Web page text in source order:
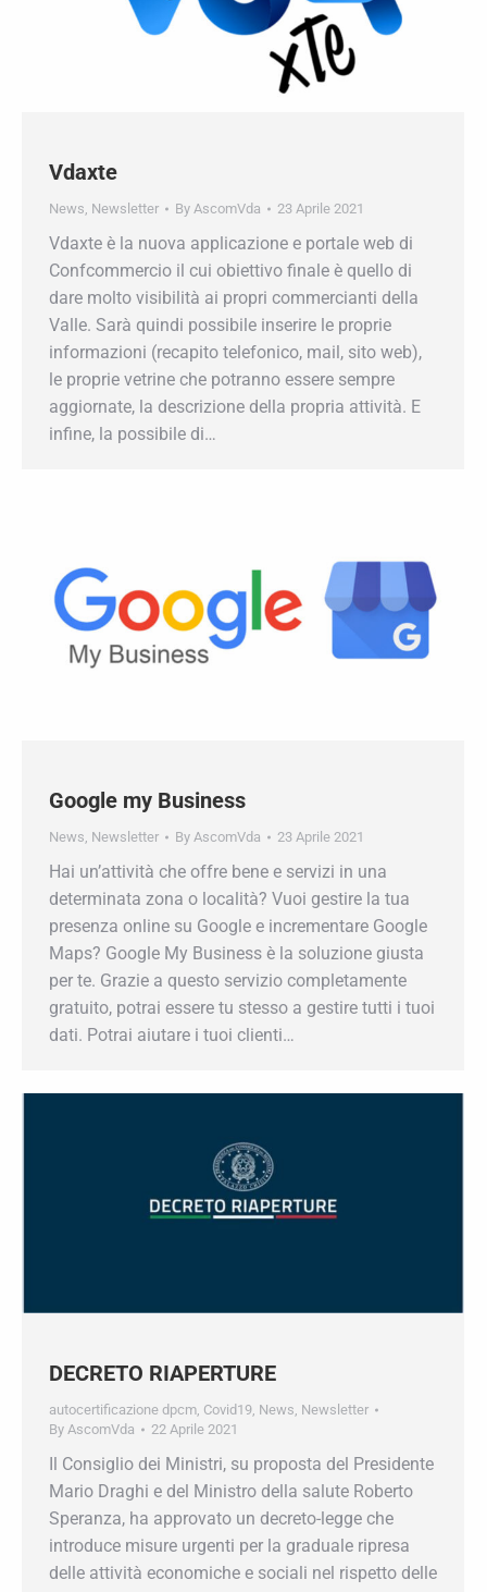
Vdaxte
News Newsletter By AscomVda 23 Aprile 2021
Vdaxte è la nuova applicazione e portale web di
Confcommercio il cui obiettivo finale è quello di
dare molto visibilità ai propri commercianti della
Valle. Sarà quindi possibile inserire le proprie
informazioni (recapito telefonico, mail, sito
web), le proprie vetrine che potranno essere
sempre aggiornate, la descrizione della propria
attività. E infine, la possibile di…
Google my Business
Newsletter AscomVda 23 Aprile 2021
Hai un’attività che offre bene e servizi in una
determinata zona o località? Vuoi gestire la tua
presenza online su Google e incrementare
Google Maps? Google My Business è la
soluzione giusta per te. Grazie a questo servizio
completamente gratuito, potrai essere tu stesso
a gestire tutti i tuoi dati. Potrai aiutare i tuoi
DECRETO RIAPERTURE
autocertificazione dpcm, Covid19, News, Newsletter
By AscomVda 22 Aprile 2021
Il Consiglio dei Ministri, su proposta del
Presidente Mario Draghi e del Ministro della
salute Roberto Speranza, ha approvato un
decreto-legge che introduce misure urgenti per la
graduale ripresa delle attività economiche e